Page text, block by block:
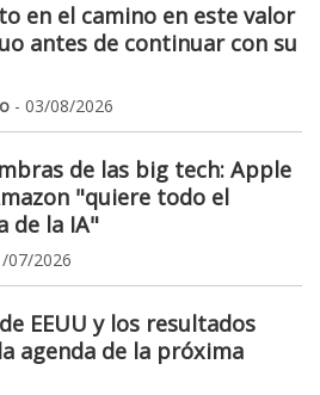
en el camino en este valor
antes de continuar con su
- 03/08/2026
de las big tech: Apple
"quiere todo el
de la IA"
07/2026
EEUU y los resultados
agenda de la próxima